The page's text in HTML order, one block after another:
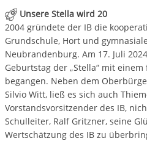
Unsere Stella wird 20
2004 gründete der IB die
Grundschule, Hort und
Neubrandenburg. Am 17. Juli
Geburtstag der „Stella“ mit
begangen. Neben dem
Silvio Witt, ließ es sich auch
Vorstandsvorsitzender des IB,
Schulleiter, Ralf Gritzner, seine
Wertschätzung des IB zu